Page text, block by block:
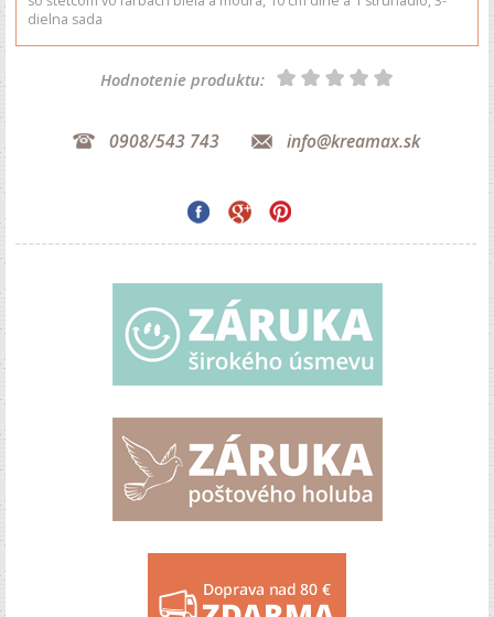
dielna sada
Hodnotenie produktu:
0908/543 743 info@kreamax.sk